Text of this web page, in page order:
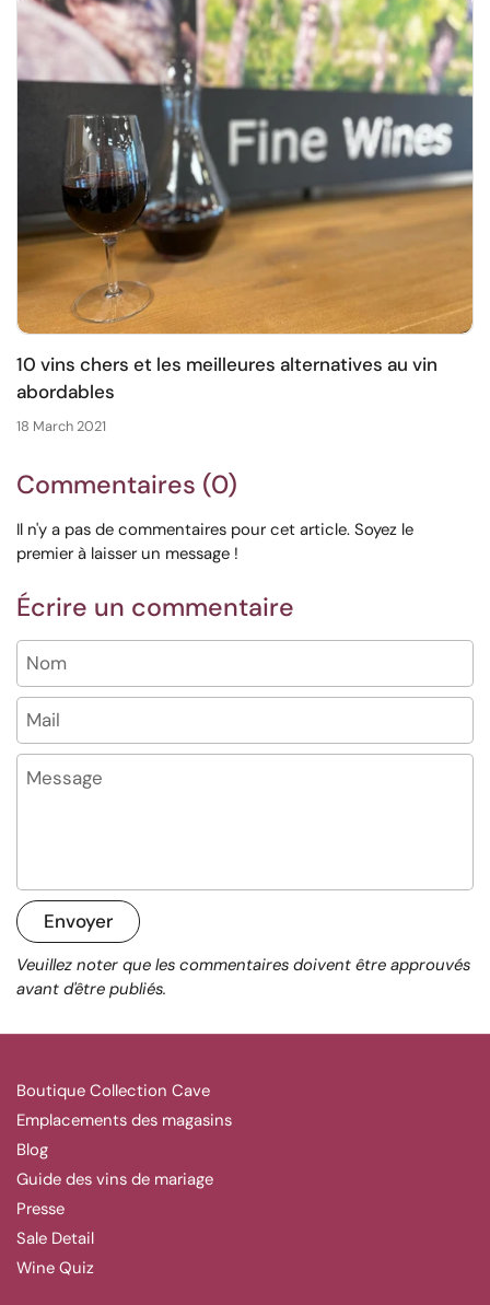
10 vins chers et les meilleures alternatives au vin
abordables
18 March 2021
Commentaires (0)
Il n'y a pas de commentaires pour cet article. Soyez le
premier à laisser un message !
Écrire un commentaire
Nom
Mail
Message
Envoyer
Veuillez noter que les commentaires doivent être approuvés
avant d'être publiés.
Boutique Collection Cave
Emplacements des magasins
Blog
Guide des vins de mariage
Presse
Sale Detail
Wine Quiz